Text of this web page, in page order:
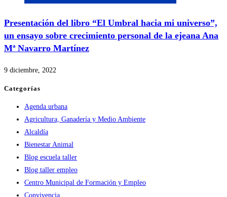
Presentación del libro “El Umbral hacia mi universo”,
un ensayo sobre crecimiento personal de la ejeana Ana
Mª Navarro Martínez
9 diciembre, 2022
Categorías
Agenda urbana
Agricultura, Ganadería y Medio Ambiente
Alcaldía
Bienestar Animal
Blog escuela taller
Blog taller empleo
Centro Municipal de Formación y Empleo
Convivencia